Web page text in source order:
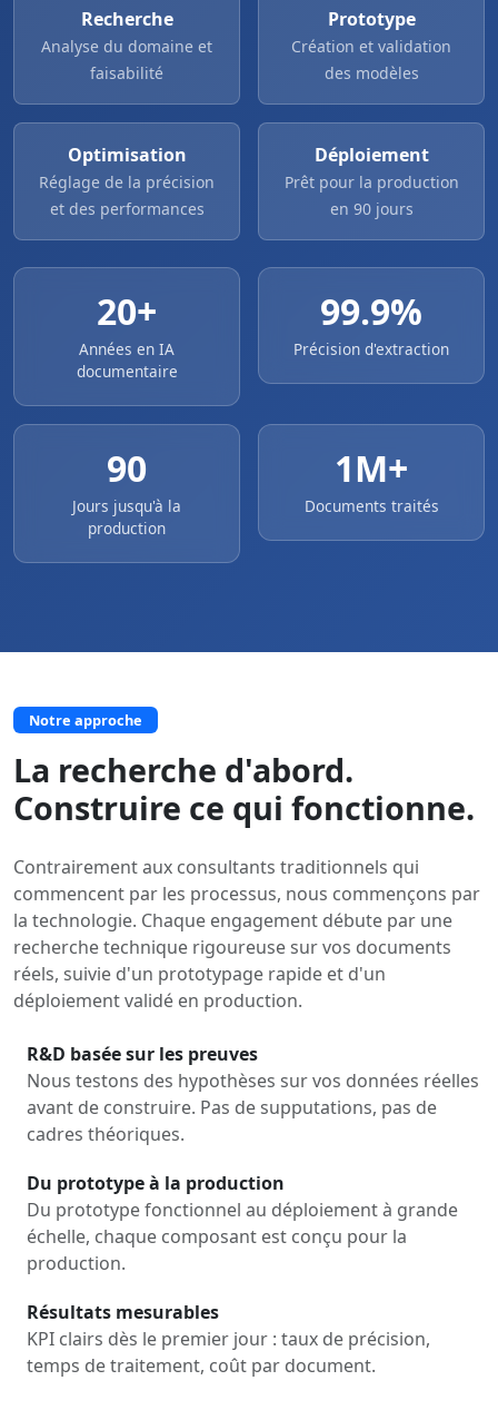
Recherche
Analyse du domaine et
faisabilité
Prototype
Création et validation
des modèles
Optimisation
Réglage de la précision
et des performances
Déploiement
Prêt pour la production
en 90 jours
20+
Années en IA
documentaire
99.9%
Précision d'extraction
90
Jours jusqu'à la
production
1M+
Documents traités
Notre approche
La recherche d'abord.
Construire ce qui fonctionne.
Contrairement aux consultants traditionnels qui
commencent par les processus, nous commençons par
la technologie. Chaque engagement débute par une
recherche technique rigoureuse sur vos documents
réels, suivie d'un prototypage rapide et d'un
déploiement validé en production.
R&D basée sur les preuves
Nous testons des hypothèses sur vos données réelles
avant de construire. Pas de supputations, pas de
cadres théoriques.
Du prototype à la production
Du prototype fonctionnel au déploiement à grande
échelle, chaque composant est conçu pour la
production.
Résultats mesurables
KPI clairs dès le premier jour : taux de précision,
temps de traitement, coût par document.